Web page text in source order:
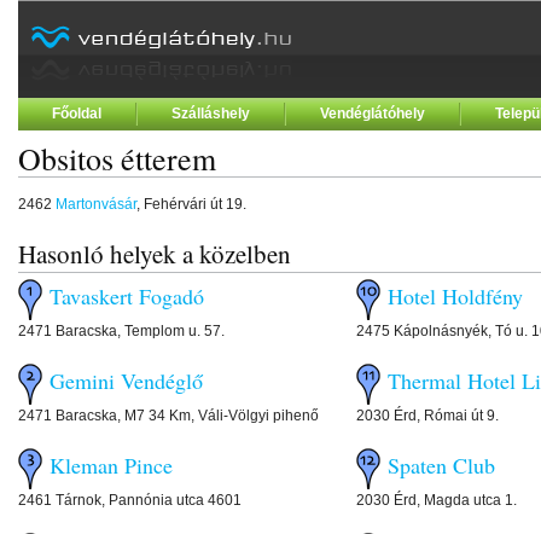
Főoldal Szálláshely Vendéglátóhely
Obsitos étterem
2462 Martonvásár, Fehérvári út 19.
Hasonló helyek a közelben
Tavaskert Fogadó
2471 Baracska, Templom u. 57.
Gemini Vendéglő
2471 Baracska, M7 34 Km, Váli-Völgyi pihenő
Kleman Pince
2461 Tárnok, Pannónia utca 4601
Hotel Holdfény
2475 Kápolnásnyék, Tó u.
Thermal Hotel
2030 Érd, Római út 9.
Spaten Club
2030 Érd, Magda utca 1.